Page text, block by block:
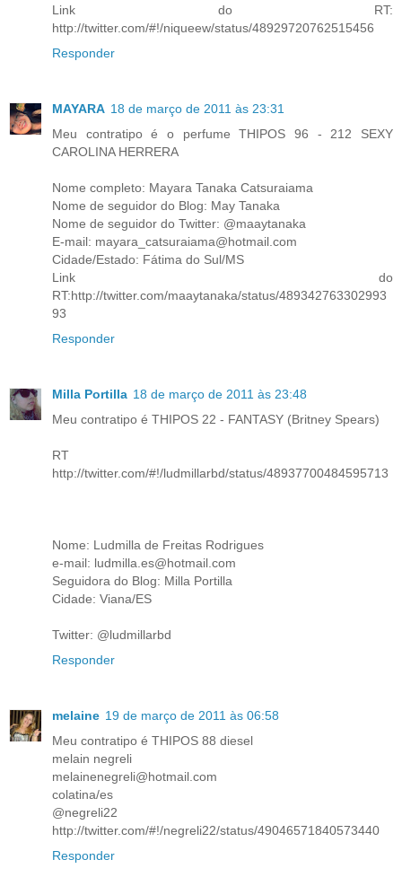
Link do RT:
http://twitter.com/#!/niqueew/status/48929720762515456
Responder
MAYARA 18 de março de 2011 às 23:31
Meu contratipo é o perfume THIPOS 96 - 212 SEXY
CAROLINA HERRERA
Nome completo: Mayara Tanaka Catsuraiama
Nome de seguidor do Blog: May Tanaka
Nome de seguidor do Twitter: @maaytanaka
E-mail: mayara_catsuraiama@hotmail.com
Cidade/Estado: Fátima do Sul/MS
Link do
RT:http://twitter.com/maaytanaka/status/489342763302993
93
Responder
Milla Portilla 18 de março de 2011 às 23:48
Meu contratipo é THIPOS 22 - FANTASY (Britney Spears)
RT
http://twitter.com/#!/ludmillarbd/status/48937700484595713
Nome: Ludmilla de Freitas Rodrigues
e-mail: ludmilla.es@hotmail.com
Seguidora do Blog: Milla Portilla
Cidade: Viana/ES
Twitter: @ludmillarbd
Responder
melaine 19 de março de 2011 às 06:58
Meu contratipo é THIPOS 88 diesel
melain negreli
melainenegreli@hotmail.com
colatina/es
@negreli22
http://twitter.com/#!/negreli22/status/49046571840573440
Responder